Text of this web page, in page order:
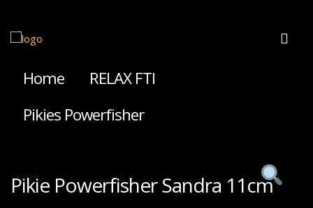
Home
RELAX FTI
Pikies Powerfisher
Pikie Powerfisher Sandra 11cm